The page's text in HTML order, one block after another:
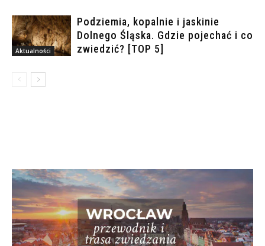
Aktualności
Podziemia, kopalnie i jaskinie
Dolnego Śląska. Gdzie pojechać i co
zwiedzić? [TOP 5]